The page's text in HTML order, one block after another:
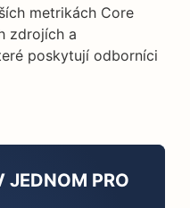
metrikách Core
zdrojích a
poskytují odborníci
JEDNOM PRO